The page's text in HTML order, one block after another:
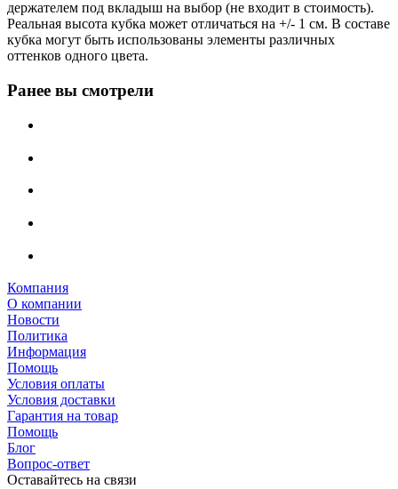
держателем под вкладыш на выбор (не входит в стоимость).
Реальная высота кубка может отличаться на +/- 1 см. В составе
кубка могут быть использованы элементы различных
оттенков одного цвета.
Ранее вы смотрели
Компания
О компании
Новости
Политика
Информация
Помощь
Условия оплаты
Условия доставки
Гарантия на товар
Помощь
Блог
Вопрос-ответ
Оставайтесь на связи